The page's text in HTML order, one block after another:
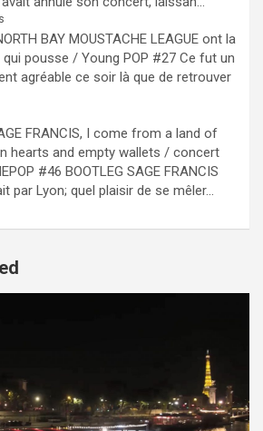
BAY MOUSTACHE LEAGUE ont la
qui pousse / Young POP #27 Ce fut un
agréable ce soir là que de retrouver
FRANCIS, I come from a land of
hearts and empty wallets / concert
#46 BOOTLEG SAGE FRANCIS
par Lyon; quel plaisir de se mêler...